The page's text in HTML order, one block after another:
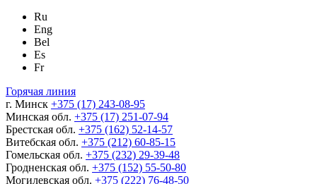
Ru
Eng
Bel
Es
Fr
Горячая линия
г. Минск +375 (17) 243-08-95
Минская обл. +375 (17) 251-07-94
Брестская обл. +375 (162) 52-14-57
Витебская обл. +375 (212) 60-85-15
Гомельская обл. +375 (232) 29-39-48
Гродненская обл. +375 (152) 55-50-80
Могилевская обл. +375 (222) 76-48-50